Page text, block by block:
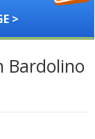
>
Bardolino